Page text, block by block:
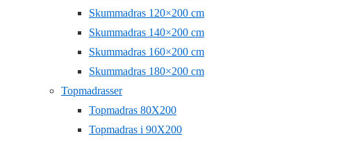
Skummadras 120×200 cm
Skummadras 140×200 cm
Skummadras 160×200 cm
Skummadras 180×200 cm
Topmadrasser
Topmadras 80X200
Topmadras i 90X200